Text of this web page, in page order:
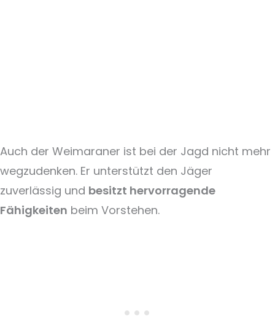
Auch der Weimaraner ist bei der Jagd nicht mehr
wegzudenken. Er unterstützt den Jäger
zuverlässig und besitzt hervorragende
Fähigkeiten beim Vorstehen.